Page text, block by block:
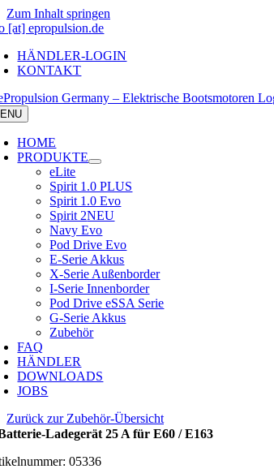
Zum Inhalt springen
[at] epropulsion.de
HÄNDLER-LOGIN
KONTAKT
HOME
PRODUKTE
eLite
Spirit 1.0 PLUS
Spirit 1.0 Evo
Spirit 2NEU
Navy Evo
Pod Drive Evo
E-Serie Akkus
X-Serie Außenborder
I-Serie Innenborder
Pod Drive eSSA Serie
G-Serie Akkus
Zubehör
FAQ
HÄNDLER
DOWNLOADS
JOBS
Zurück zur Zubehör-Übersicht
Ladegerät 25 A für E60 / E163
05336